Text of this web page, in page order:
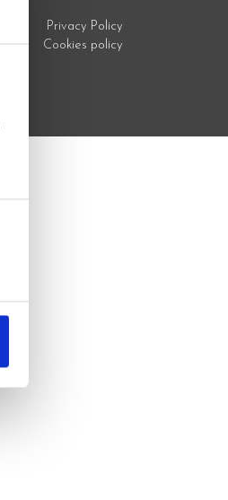
Privacy Policy
Cookies policy